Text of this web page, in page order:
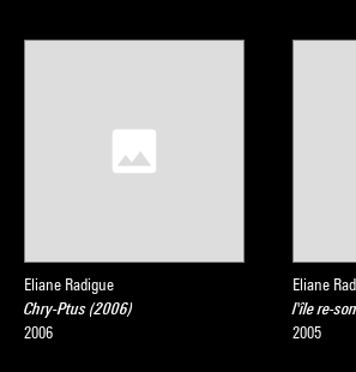
Eliane Radigue
Chry-Ptus (2006)
2006
Eliane
l'île re-
2005